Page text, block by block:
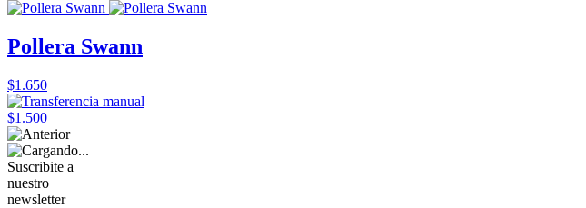
Pollera Swann
$1.650
$1.500
Suscribite a
nuestro
newsletter